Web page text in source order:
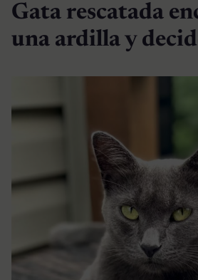
Gata rescatada
una ardilla y